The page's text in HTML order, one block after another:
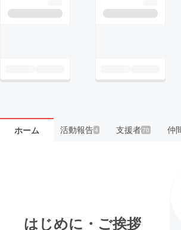
ホーム 活動報告4 支援者70 仲
はじめに・ご挨拶